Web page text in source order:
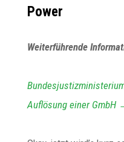
Power
Weiterführende
Auflösung einer GmbH